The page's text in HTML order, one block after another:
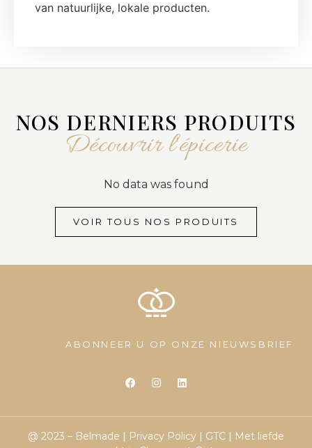
van natuurlijke, lokale producten.
NOS DERNIERS PRODUITS
Découvrir l'épicerie
No data was found
VOIR TOUS NOS PRODUITS
ABONNEER U OP ONZE NIEUWSBRIEF
@ 2023 – Belmade | Privacy Policy GTC | Met liefde